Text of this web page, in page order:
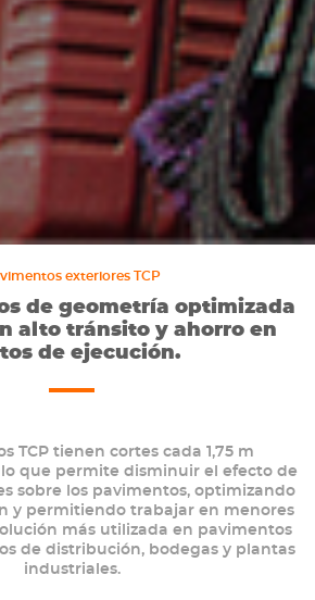
exteriores TCP
de geometría optimizada
alto tránsito y ahorro en
de ejecución.
TCP tienen cortes cada 1,75 m
que permite disminuir el efecto de
sobre los pavimentos, optimizando
y permitiendo trabajar en menores
más utilizada en pavimentos
de distribución, bodegas y plantas
industriales.